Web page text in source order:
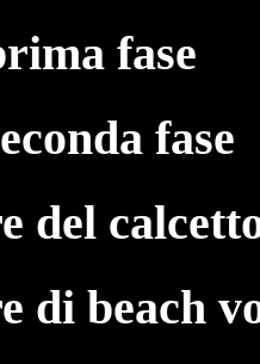
fase
fase
del
di beach